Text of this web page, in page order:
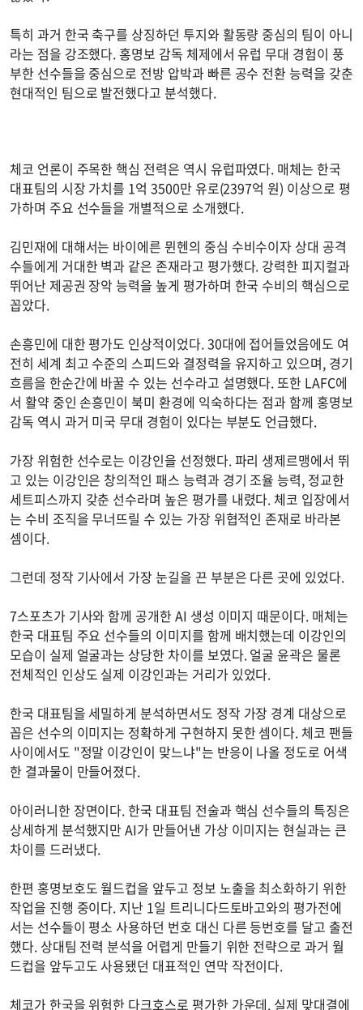
특히 과거 한국 축구를 상징하던 투지와 활동량 중심의 팀이 아니
라는 점을 강조했다. 홍명보 감독 체제에서 유럽 무대 경험이 풍
부한 선수들을 중심으로 전방 압박과 빠른 공수 전환 능력을 갖춘
현대적인 팀으로 발전했다고 분석했다.
체코 언론이 주목한 핵심 전력은 역시 유럽파였다. 매체는 한국
대표팀의 시장 가치를 1억 3500만 유로(2397억 원) 이상으로 평
가하며 주요 선수들을 개별적으로 소개했다.
김민재에 대해서는 바이에른 뮌헨의 중심 수비수이자 상대 공격
수들에게 거대한 벽과 같은 존재라고 평가했다. 강력한 피지컬과
뛰어난 제공권 장악 능력을 높게 평가하며 한국 수비의 핵심으로
꼽았다.
손흥민에 대한 평가도 인상적이었다. 30대에 접어들었음에도 여
전히 세계 최고 수준의 스피드와 결정력을 유지하고 있으며, 경기
흐름을 한순간에 바꿀 수 있는 선수라고 설명했다. 또한 LAFC에
서 활약 중인 손흥민이 북미 환경에 익숙하다는 점과 함께 홍명보
감독 역시 과거 미국 무대 경험이 있다는 부분도 언급했다.
가장 위험한 선수로는 이강인을 선정했다. 파리 생제르맹에서 뛰
고 있는 이강인은 창의적인 패스 능력과 경기 조율 능력, 정교한
세트피스까지 갖춘 선수라며 높은 평가를 내렸다. 체코 입장에서
는 수비 조직을 무너뜨릴 수 있는 가장 위협적인 존재로 바라본
셈이다.
그런데 정작 기사에서 가장 눈길을 끈 부분은 다른 곳에 있었다.
7스포츠가 기사와 함께 공개한 AI 생성 이미지 때문이다. 매체는
한국 대표팀 주요 선수들의 이미지를 함께 배치했는데 이강인의
모습이 실제 얼굴과는 상당한 차이를 보였다. 얼굴 윤곽은 물론
전체적인 인상도 실제 이강인과는 거리가 있었다.
한국 대표팀을 세밀하게 분석하면서도 정작 가장 경계 대상으로
꼽은 선수의 이미지는 정확하게 구현하지 못한 셈이다. 체코 팬들
사이에서도 "정말 이강인이 맞느냐"는 반응이 나올 정도로 어색
한 결과물이 만들어졌다.
아이러니한 장면이다. 한국 대표팀 전술과 핵심 선수들의 특징은
상세하게 분석했지만 AI가 만들어낸 가상 이미지는 현실과는 큰
차이를 드러냈다.
한편 홍명보호도 월드컵을 앞두고 정보 노출을 최소화하기 위한
작업을 진행 중이다. 지난 1일 트리니다드토바고와의 평가전에
서는 선수들이 평소 사용하던 번호 대신 다른 등번호를 달고 출전
했다. 상대팀 전력 분석을 어렵게 만들기 위한 전략으로 과거 월
드컵을 앞두고도 사용됐던 대표적인 연막 작전이다.
체코가 한국을 위험한 다크호스로 평가한 가운데, 실제 맞대결에